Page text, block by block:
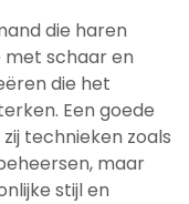
die haren
met schaar en
die het
Een goede
technieken zoals
maar
stijl en